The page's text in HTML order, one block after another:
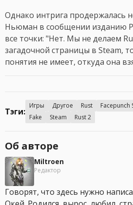
Однако интрига продержалась
Ньюман в сообщении изданию
все точки: "Нет. Мы не делаем
загадочной страницы в Steam,
понятия не имеет, откуда она
Тэги:
Игры Другое Rust Facepunch
Fake
Steam Rust 2
Об авторе
Miltroen
Редактор
Говорят, что здесь нужно